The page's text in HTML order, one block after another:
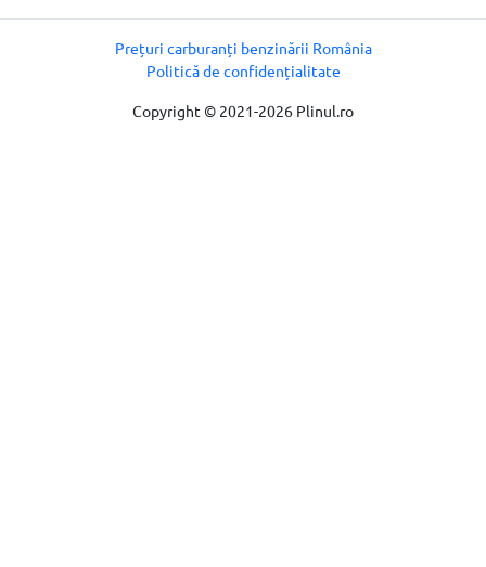
Copyright © 2021-2026 Plinul.ro
Prețuri carburanți benzinării România
Politică de confidențialitate